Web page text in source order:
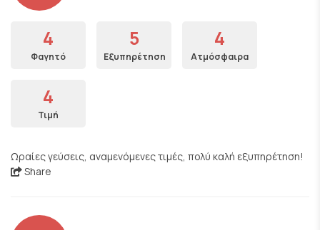
4
Φαγητό
5
Εξυπηρέτηση
4
Ατμόσφαιρα
4
Τιμή
Ωραίες γεύσεις, αναμενόμενες τιμές, πολύ καλή εξυπηρέτηση!
Share